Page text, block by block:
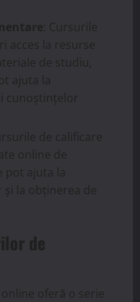
: Cursurile
acces la resurse
de studiu,
ajuta la
cunoștințelor
de calificare
online de
pot ajuta la
și la obținerea de
de
oferă o serie